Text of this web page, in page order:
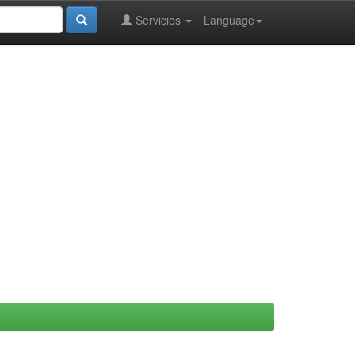
Language
Servicios